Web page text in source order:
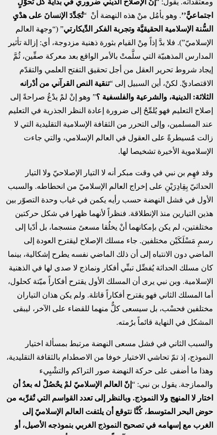
ومعتقداته. يقول: “ إنَّ الإصلاح الديني ضروري في بداية كلِّ تحوُّلٍ
اجتماعيًّ’’. وهو يأمُل منْ هذه النهضة أنْ “تُجَدِّدَ الإنسانَ على هدْيِ
السُّنة الإسلامية الحقيقيَّة وتجربة الفكر الدِّيكارتي” (“وجهة العالم
الإسلاميّ”). فلا بدَّ إذاً مِنْ القيام بثورة ذهنية مزدوجة، أي: إزالة تأثير
المدارس المذهبيّة التي سلَّمتْ بالأمر الواقع بعد معركة صفِّين، ثُمَّ
إيجاد شروط تحرير العقل من أجل تحقيق التفتح العلمي والتقدّم
الاقتصاديِّ. لكنْ، أين السبيل إلى “تنقية النص القرآني من أدْرانه
الثلاثة: الدينية، والشرعية والفلسفية ؟” وهو إنْ لمْ يدْعُ صراحةً إلى
إصلاح التعليم فهو يُلمِّحُ إلى ضرورة إعادة النظر الجذرية في التعليم
عند المسلمين، وإلى التحرر من الثقافة الإسلامية التقليدية التي لا
زالت مٌسيطرةً على العقول في العالم الإسلامي، والتي جاءت
الإسلاموية الأخيرة تشخيصا لها.
وقد فهِم بن نبي في وقت مبكر أنه لا التيار الإصلاحيّ ولا التيار
الحداثيّ بِقِادِرَيْنِ على إخراج العالم الإسلاميّ من انحطاطه. والسبب
الأول في فشل النهضة حسب رأيه يكمن في غياب وحدة التصوّر بين
هذين التيارين منذ الإنطلاقة. فنظراً لأنهما ظهرا في شكل حركتين
مختلفتين، لم يكن بإمكانهما أنْ يخلُقا مسعىً منسجما، بل أدّيا إلى
رسمِ مَسْلَكَيْن مختلفين. جاء مسلك الإصلاح ليقترح العودة إلى
الماضي دون الانتباه إلى أن ذلك الماضي نفسه يطرح إشكالية، بينما
كان مسلك الحداثة يُفضِّل تبنِّي أفكار ونماذج لا صدى لها في الذهنية
الإسلامية. وبن نبي يرى أن المسلك الأول يقترح أفكاراً ميّتة كحلول،
أما المسلك الثاني فهو يقترح أفكاراً قاتلة. ولم يكن هذان التياران
مختلفين فحسْب، بل سيسعى كلٌّ منهما للقضاء على الآخر، ليبقى
المشكل في النهاية قائماً برُمته.
والسبب الثاني في فشل مسعى النهضة مرتبط بمسألة اختيار
النموذج، إذ تمّ تحاشي الاختيار خوفا من الاصطدام بالثقافة التقليدية،
وهذا ما أضفى على حركة النهضة صور التراكم والتشْيِيء
والممازجة. يقول بن نبي: “ إنّ العالم الإسلاميّ لمْ يحْصُلْ له بعدُ أن
اختار لا المنهج ولا النموذج. وبالنظر إلى تعدد القواسم التي تٌقرِّبه من
حوض البحر المتوسط، كُنَّا نتوقع أن يلتفت العالم الإسلاميّ إلى
الغرب مع إسهامه في تصحيح النموذج الغربي بنموذجه الأصيل، أو